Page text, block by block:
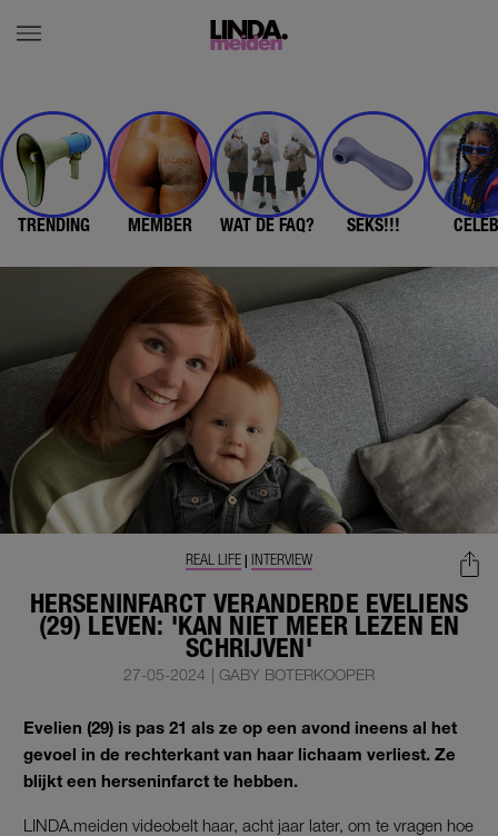
TRENDING MEMBER WAT DE FAQ? SEKS!!!
HERSENINFARCT VERANDERDE EVELIENS
(29) LEVEN: 'KAN NIET MEER LEZEN EN
SCHRIJVEN'
REAL LIFE | INTERVIEW
27-05-2024 | GABY BOTERKOOPER
Evelien (29) is pas 21 als ze op een avond ineens al het
gevoel in de rechterkant van haar lichaam verliest. Ze
blijkt een herseninfarct te hebben.
LINDA.meiden videobelt haar, acht jaar later, om te vragen hoe